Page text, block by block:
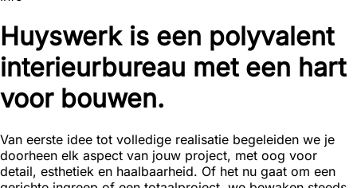
Huyswerk is een polyvalent
interieurbureau met een hart
voor bouwen.
Van eerste idee tot volledige realisatie begeleiden we je
doorheen elk aspect van jouw project, met oog voor
detail, esthetiek en haalbaarheid. Of het nu gaat om een